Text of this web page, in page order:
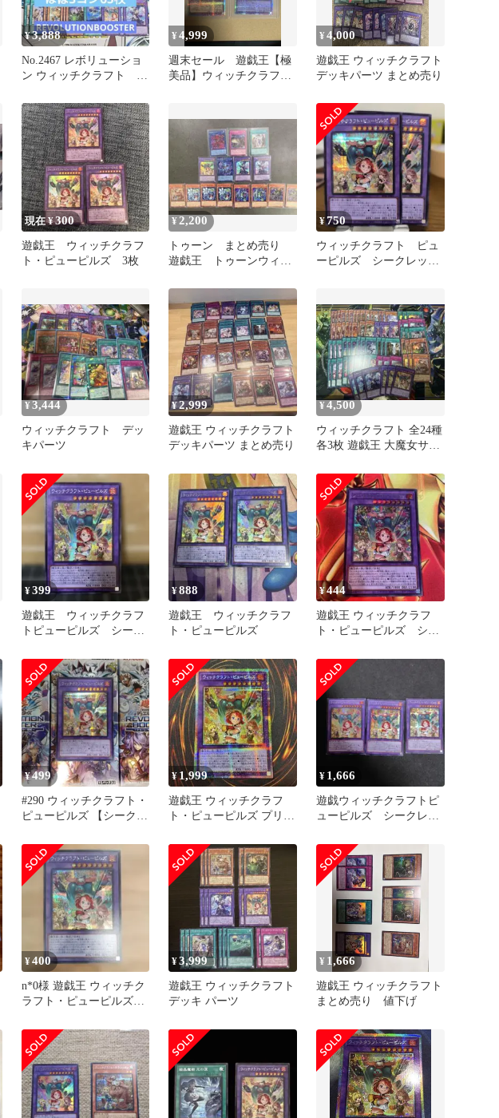
¥3,888
No.2467 レボリューショ
ン ウィッチクラフト シ
¥4,999
週末セール 遊戯王【極
美品】ウィッチクラフト
¥4,000
遊戯王 ウィッチクラフト
デッキパーツ まとめ売り
現在 ¥300
遊戯王 ウィッチクラフ
ト・ピューピルズ 3枚
¥ 2,200
トゥーン まとめ売り
遊戯王 トゥーンウィッ
¥750
ウィッチクラフト ピュ
ーピルズ シークレッ
¥3,444
ウィッチクラフト デッ
キパーツ
¥2,999
遊戯王 ウィッチクラフト
デッキパーツ まとめ売り
¥4,500
ウィッチクラフト 全24種
各3枚 遊戯王 大魔女サン
⑧
¥399
遊戯王 ウィッチクラフ
トピューピルズ シーク
¥888
遊戯王 ウィッチクラフ
ト・ピューピルズ
¥444
遊戯王 ウィッチクラフ
ト・ピューピルズ シー
¥499
#290 ウィッチクラフト・
ピューピルズ 【シークレ
¥1,999
遊戯王 ウィッチクラフ
ト・ピューピルズ プリズ
¥ 1,666
遊戯ウィッチクラフトピ
ューピルズ シークレッ
¥400
n*0様 遊戯王 ウィッチク
ラフト・ピューピルズ
¥3,999
遊戯王 ウィッチクラフト
デッキ パーツ
¥ 1,666
遊戯王 ウィッチクラフト
まとめ売り 値下げ